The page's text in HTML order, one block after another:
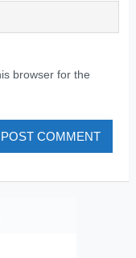
browser for the